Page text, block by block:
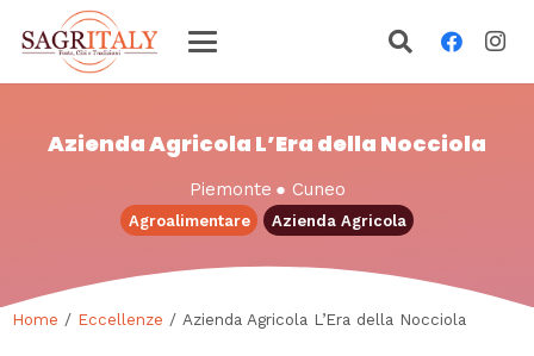
Azienda Agricola L’Era della Nocciola
Piemonte ● Cuneo
Agroalimentare Azienda Agricola
Home / Eccellenze / Azienda Agricola L’Era della Nocciola